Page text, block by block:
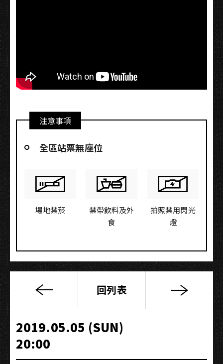
注意事項
全區站票無座位
場地禁菸
禁帶飲料及外
食
拍照禁用閃光
燈
《漸
線》
巡
迴
－
回列表
2019.05.05 (SUN)
20:00